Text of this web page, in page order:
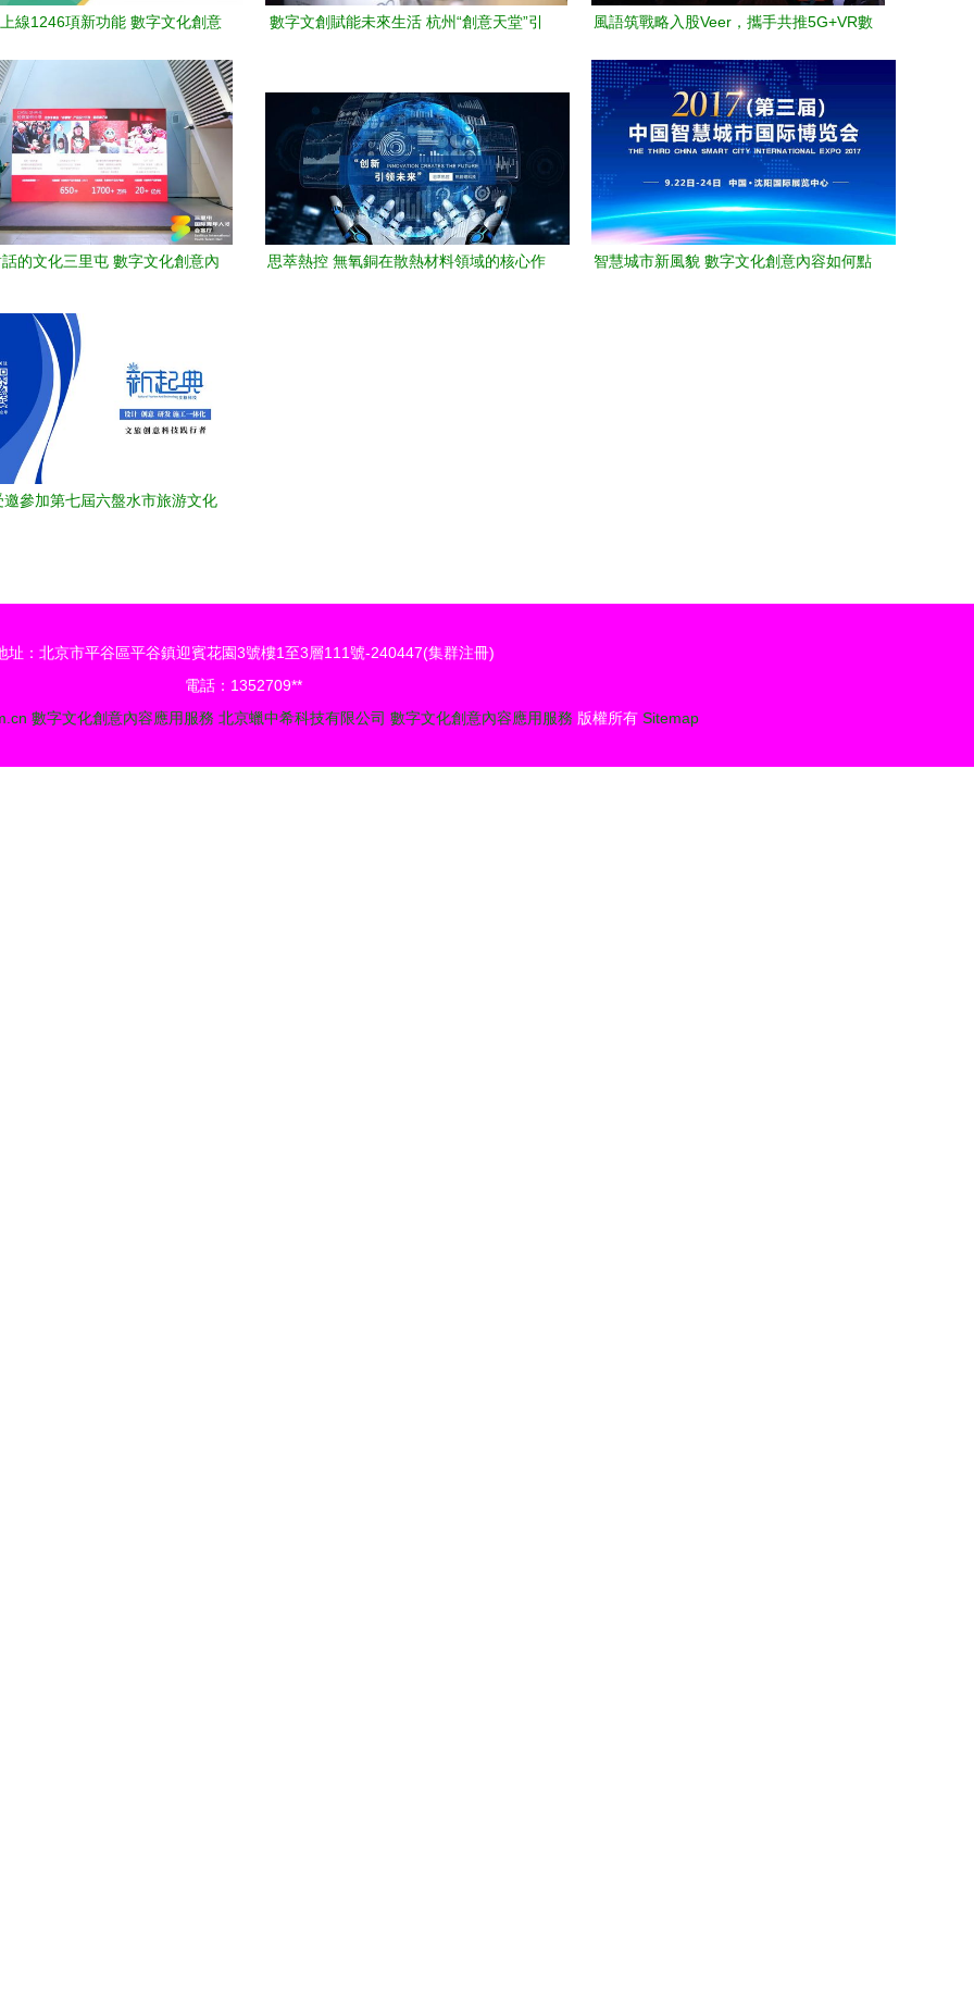
線1246項新功能 數字文化創意
數字文創賦能未來生活 杭州“創意天堂”引
風語筑戰略入股Veer，攜手共推5G+VR數
務
的文化三里屯 數字文化創意內
思萃熱控 無氧銅在散熱材料領域的核心作
智慧城市新風貌 數字文化創意內容如何點
邀參加第七屆六盤水市旅游文化
址：北京市平谷區平谷鎮迎賓花園3號樓1至3層111號-240447(集群注冊)
電話：1352709**
數字文化創意內容應用服務 北京蠟中希科技有限公司 數字文化創意內容應用服務 版權所有 Sitemap